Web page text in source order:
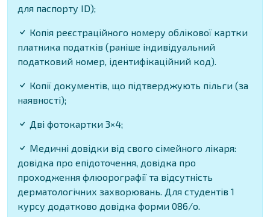
для паспорту ID);
Копія реєстраційного номеру облікової картки
платника податків (раніше індивідуальний
податковий номер, ідентифікаційний код).
Копії документів, що підтверджують пільги (за
наявності);
Дві фотокартки 3×4;
Медичні довідки від свого сімейного лікаря:
довідка про епідоточення, довідка про
проходження флюорографії та відсутність
дерматологічних захворювань. Для студентів 1
курсу додатково довідка форми 086/о.